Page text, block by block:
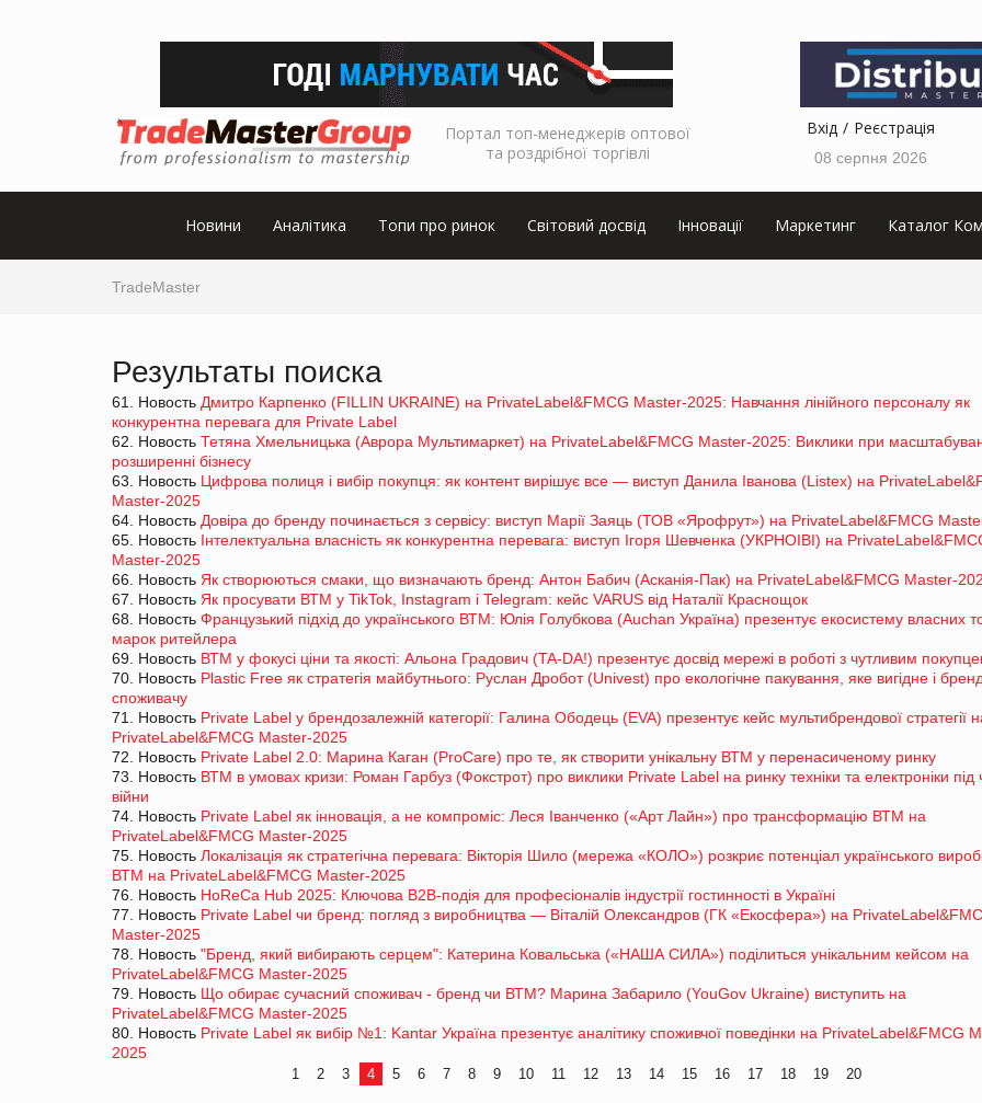
Портал топ-менеджерів оптової
та роздрібної торгівлі
Вхід Реєстрація
08 серпня 2026
Новини Аналітика Топи про ринок Світовий досвід Інновації Маркетинг Каталог
TradeMaster
Результаты поиска
61. Новость Дмитро Карпенко (FILLIN UKRAINE) на PrivateLabel&FMCG Master-2025: Навчання лінійного персоналу як
конкурентна перевага для Private Label
62. Новость Тетяна Хмельницька (Аврора Мультимаркет) на PrivateLabel&FMCG Master-2025: Виклики при
розширенні бізнесу
63. Новость Цифрова полиця і вибір покупця: як контент вирішує все — виступ Данила Іванова (Listex) на
Master-2025
64. Новость Довіра до бренду починається з сервісу: виступ Марії Заяць (ТОВ «Ярофрут») на PrivateLabel&FMCG
65. Новость Інтелектуальна власність як конкурентна перевага: виступ Ігоря Шевченка (УКРНОІВІ) на
Master-2025
66. Новость Як створюються смаки, що визначають бренд: Антон Бабич (Асканія-Пак) на PrivateLabel&FMCG Master-
67. Новость Як просувати ВТМ у TikTok, Instagram і Telegram: кейс VARUS від Наталії Краснощок
68. Новость Французький підхід до українського ВТМ: Юлія Голубкова (Auchan Україна) презентує екосистему власних
марок ритейлера
69. Новость ВТМ у фокусі ціни та якості: Альона Градович (TA-DA!) презентує досвід мережі в роботі з чутливим
70. Новость Plastic Free як стратегія майбутнього: Руслан Дробот (Univest) про екологічне пакування, яке вигідне і
споживачу
71. Новость Private Label у брендозалежній категорії: Галина Ободець (EVA) презентує кейс мультибрендової стратегії
PrivateLabel&FMCG Master-2025
72. Новость Private Label 2.0: Марина Каган (ProCare) про те, як створити унікальну ВТМ у перенасиченому ринку
73. Новость ВТМ в умовах кризи: Роман Гарбуз (Фокстрот) про виклики Private Label на ринку техніки та електроніки під
війни
74. Новость Private Label як інновація, а не компроміс: Леся Іванченко («Арт Лайн») про трансформацію ВТМ на
PrivateLabel&FMCG Master-2025
75. Новость Локалізація як стратегічна перевага: Вікторія Шило (мережа «КОЛО») розкриє потенціал українського
ВТМ на PrivateLabel&FMCG Master-2025
76. Новость HoReCa Hub 2025: Ключова B2B-подія для професіоналів індустрії гостинності в Україні
77. Новость Private Label чи бренд: погляд з виробництва — Віталій Олександров (ГК «Екосфера») на
Master-2025
78. Новость "Бренд, який вибирають серцем": Катерина Ковальська («НАША СИЛА») поділиться унікальним кейсом на
PrivateLabel&FMCG Master-2025
79. Новость Що обирає сучасний споживач - бренд чи ВТМ? Марина Забарило (YouGov Ukraine) виступить на
PrivateLabel&FMCG Master-2025
80. Новость Private Label як вибір №1: Kantar Україна презентує аналітику споживчої поведінки на PrivateLabel&FMCG
2025
1 2 3 4 5 6 7 8 9 10 11 12 13 14 15 16 17 18 19 20